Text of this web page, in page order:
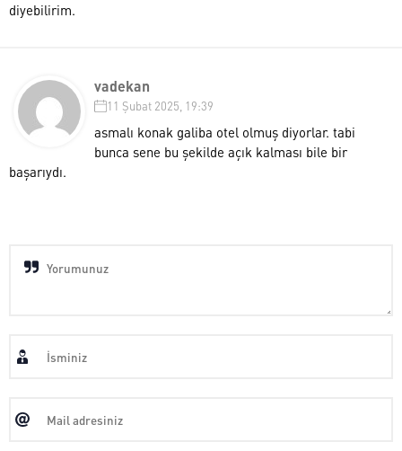
diyebilirim.
vadekan
11 Şubat 2025, 19:39
asmalı konak galiba otel olmuş diyorlar. tabi
bunca sene bu şekilde açık kalması bile bir
başarıydı.